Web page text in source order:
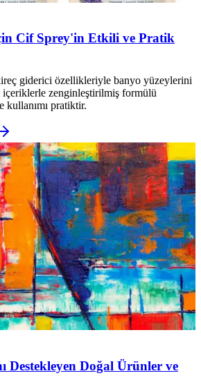
Cif Sprey'in Etkili ve Pratik
giderici özellikleriyle banyo yüzeylerini
zenginleştirilmiş formülü
kullanımı pratiktir.
Destekleyen Doğal Ürünler ve